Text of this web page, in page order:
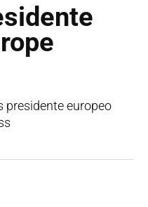
presidente europeo